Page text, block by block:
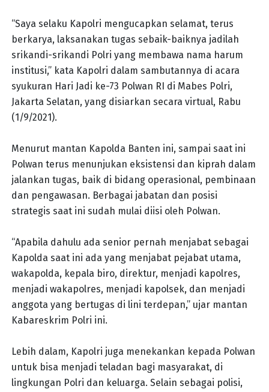
“Saya selaku Kapolri mengucapkan selamat, terus
berkarya, laksanakan tugas sebaik-baiknya jadilah
srikandi-srikandi Polri yang membawa nama harum
institusi,” kata Kapolri dalam sambutannya di acara
syukuran Hari Jadi ke-73 Polwan RI di Mabes Polri,
Jakarta Selatan, yang disiarkan secara virtual, Rabu
(1/9/2021).
Menurut mantan Kapolda Banten ini, sampai saat ini
Polwan terus menunjukan eksistensi dan kiprah dalam
jalankan tugas, baik di bidang operasional, pembinaan
dan pengawasan. Berbagai jabatan dan posisi
strategis saat ini sudah mulai diisi oleh Polwan.
“Apabila dahulu ada senior pernah menjabat sebagai
Kapolda saat ini ada yang menjabat pejabat utama,
wakapolda, kepala biro, direktur, menjadi kapolres,
menjadi wakapolres, menjadi kapolsek, dan menjadi
anggota yang bertugas di lini terdepan,” ujar mantan
Kabareskrim Polri ini.
Lebih dalam, Kapolri juga menekankan kepada Polwan
untuk bisa menjadi teladan bagi masyarakat, di
lingkungan Polri dan keluarga. Selain sebagai polisi,